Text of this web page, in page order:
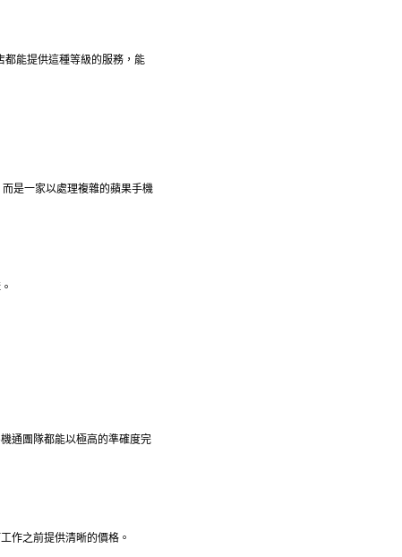
都能提供這種等級的服務，能
是一家以處理複雜的蘋果手機
通團隊都能以極高的準確度完
作之前提供清晰的價格。